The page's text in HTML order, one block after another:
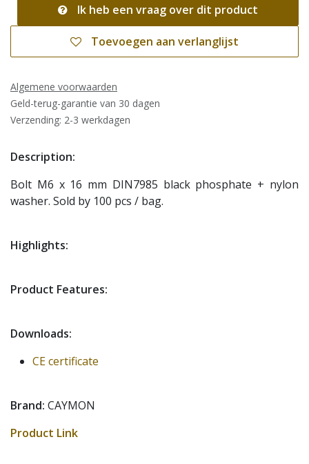
Ik heb een vraag over dit product
Toevoegen aan verlanglijst
Algemene voorwaarden
Geld-terug-garantie van 30 dagen
Verzending: 2-3 werkdagen
Description:
Bolt M6 x 16 mm DIN7985 black phosphate + nylon
washer. Sold by 100 pcs / bag.
Highlights:
Product Features:
Downloads:
CE certificate
Brand: CAYMON
Product Link